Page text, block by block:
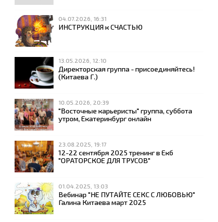
04.07.2026, 16:31
ИНСТРУКЦИЯ к СЧАСТЬЮ
13.05.2026, 12:10
Директорская группа - присоединяйтесь!
(Китаева Г.)
10.05.2026, 20:39
"Восточные карьеристы" группа, суббота
утром, Екатеринбург онлайн
23.08.2025, 19:17
12-22 сентября 2025 тренинг в Екб
"ОРАТОРСКОЕ ДЛЯ ТРУСОВ"
01.04.2025, 13:03
Вебинар "НЕ ПУТАЙТЕ СЕКС С ЛЮБОВЬЮ"
Галина Китаева март 2025